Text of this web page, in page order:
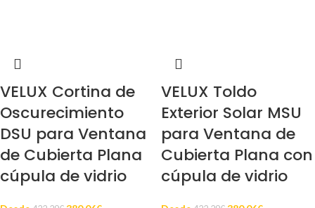
VELUX Cortina de
Oscurecimiento
DSU para Ventana
de Cubierta Plana
cúpula de vidrio
VELUX Toldo
Exterior Solar MSU
para Ventana de
Cubierta Plana con
cúpula de vidrio